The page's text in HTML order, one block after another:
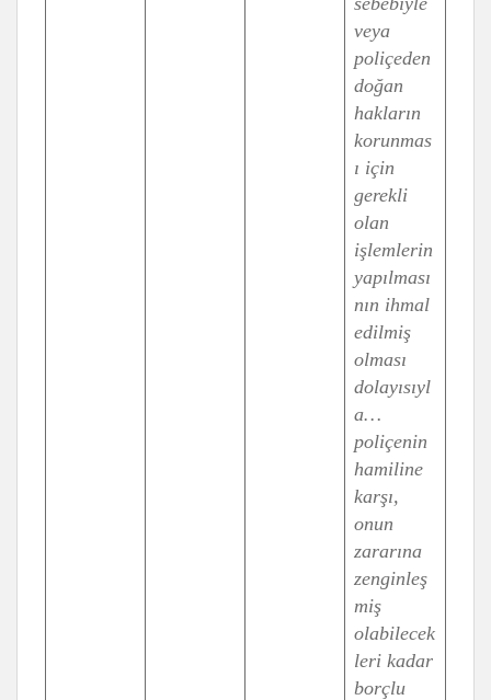
veya
poliçeden
doğan
hakların
korunmas
ı için
gerekli
olan
işlemlerin
yapılması
nın ihmal
edilmiş
olması
dolayısıyl
a…
poliçenin
hamiline
karşı,
onun
zararına
zenginleş
miş
olabilecek
leri kadar
borçlu